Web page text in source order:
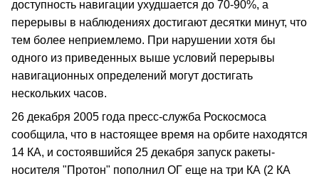
доступность навигации ухудшается до 70-90%, а
перерывы в наблюдениях достигают десятки минут, что
тем более неприемлемо. При нарушении хотя бы
одного из приведенных выше условий перерывы
навигационных определений могут достигать
нескольких часов.
26 декабря 2005 года пресс-служба Роскосмоса
сообщила, что в настоящее время на орбите находятся
14 КА, и состоявшийся 25 декабря запуск ракеты-
носителя "Протон" пополнил ОГ еще на три КА (2 КА